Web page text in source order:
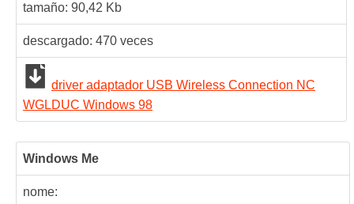
tamaño: 90,42 Kb
descargado: 470 veces
driver adaptador USB Wireless Connection NC
WGLDUC Windows 98
Windows Me
nome: